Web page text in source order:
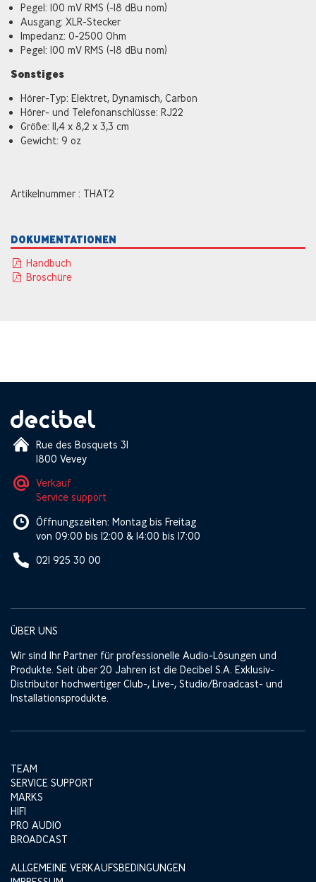
Pegel: 100 mV RMS (-18 dBu nom)
Ausgang: XLR-Stecker
Impedanz: 0-2500 Ohm
Pegel: 100 mV RMS (-18 dBu nom)
Sonstiges
Hörer-Typ: Elektret, Dynamisch, Carbon
Hörer- und Telefonanschlüsse: RJ22
Größe: 11,4 x 8,2 x 3,3 cm
Gewicht: 9 oz
Artikelnummer : THAT2
DOKUMENTATIONEN
Handbuch
Broschüre
Rue des Bosquets 31
1800 Vevey
Verkauf
Service support
Öffnungszeiten: Montag bis Freitag
von 09:00 bis 12:00 & 14:00 bis 17:00
021 925 30 00
ÜBER UNS
Wir sind Ihr Partner für professionelle Audio-Lösungen und
Produkte. Seit über 20 Jahren ist die Decibel S.A. Exklusiv-
Distributor hochwertiger Club-, Live-, Studio/Broadcast- und
Installationsprodukte.
TEAM
SERVICE SUPPORT
MARKS
HIFI
PRO AUDIO
BROADCAST
ALLGEMEINE VERKAUFSBEDINGUNGEN